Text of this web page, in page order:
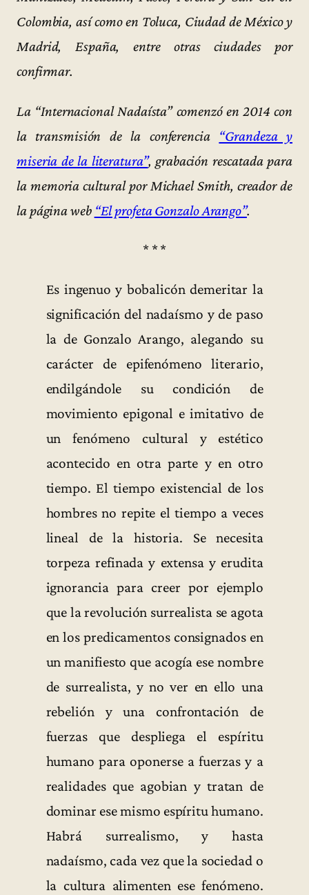
Colombia, así como en Toluca, Ciudad de México y
Madrid, España, entre otras ciudades por
confirmar.
La “Internacional Nadaísta” comenzó en 2014 con
la transmisión de la conferencia “Grandeza y
miseria de la literatura”, grabación rescatada para
la memoria cultural por Michael Smith, creador de
la página web “El profeta Gonzalo Arango”.
* * *
Es ingenuo y bobalicón demeritar la
significación del nadaísmo y de paso
la de Gonzalo Arango, alegando su
carácter de epifenómeno literario,
endilgándole su condición de
movimiento epigonal e imitativo de
un fenómeno cultural y estético
acontecido en otra parte y en otro
tiempo. El tiempo existencial de los
hombres no repite el tiempo a veces
lineal de la historia. Se necesita
torpeza refinada y extensa y erudita
ignorancia para creer por ejemplo
que la revolución surrealista se agota
en los predicamentos consignados en
un manifiesto que acogía ese nombre
de surrealista, y no ver en ello una
rebelión y una confrontación de
fuerzas que despliega el espíritu
humano para oponerse a fuerzas y a
realidades que agobian y tratan de
dominar ese mismo espíritu humano.
Habrá surrealismo, y hasta
nadaísmo, cada vez que la sociedad o
la cultura alimenten ese fenómeno.